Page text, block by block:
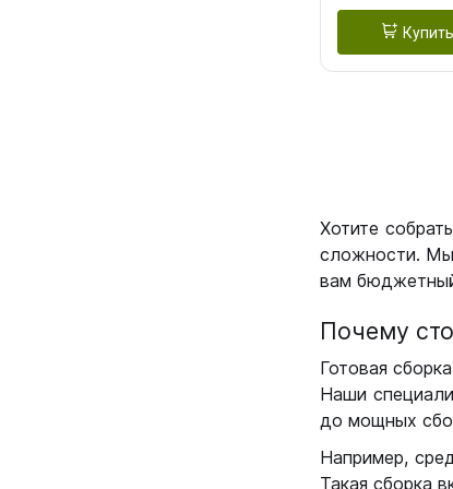
Купить
Хотите
сложности. Мы
вам
Почему
Готовая
Наши
до мощных
Например,
Такая сборка